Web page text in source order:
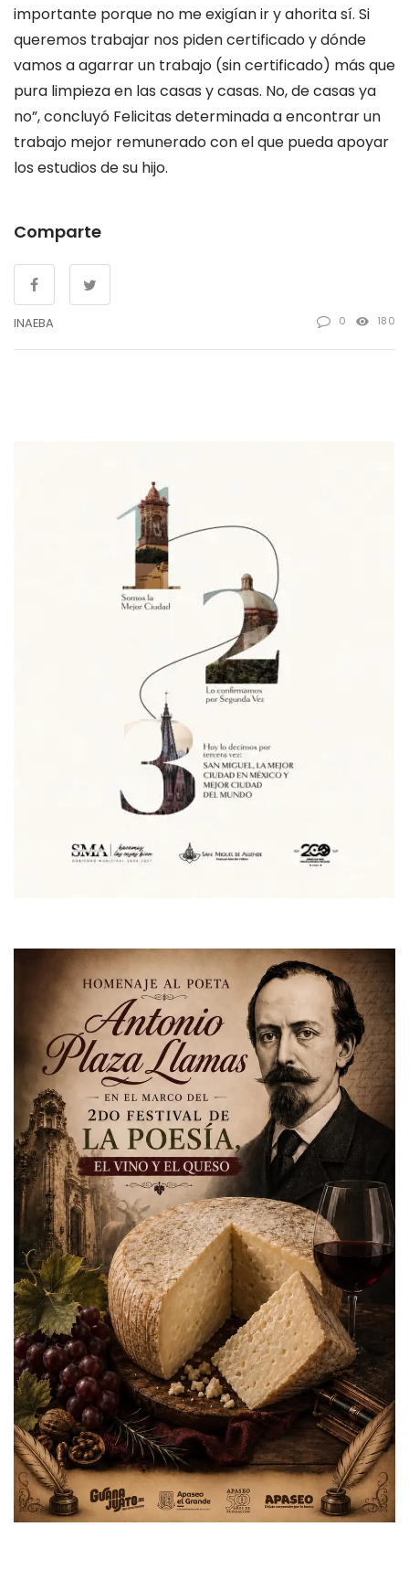
importante porque no me exigían ir y ahorita sí. Si
queremos trabajar nos piden certificado y dónde
vamos a agarrar un trabajo (sin certificado) más que
pura limpieza en las casas y casas. No, de casas ya
no”, concluyó Felicitas determinada a encontrar un
trabajo mejor remunerado con el que pueda apoyar
los estudios de su hijo.
Comparte
INAEBA 0 180